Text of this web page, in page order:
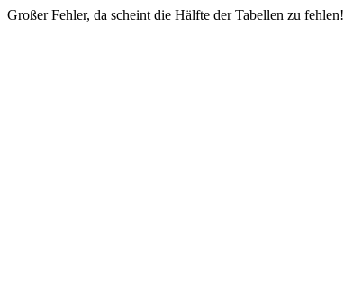
Großer Fehler, da scheint die Hälfte der Tabellen zu fehlen!